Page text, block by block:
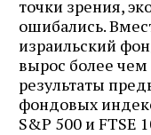
точки зрения,
ошибались.
израильский
вырос более
результаты
фондовых
S&P 500 и FTSE